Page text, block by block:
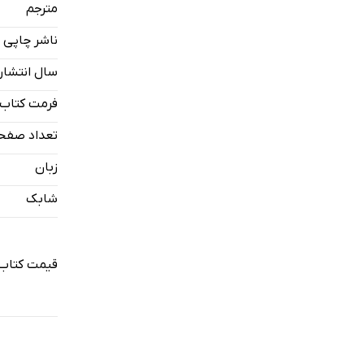
چیزی در
تمام‌شده
شن
اتاق تاریک
مادرجون
مترجم
ناشر چاپی
سال انتشار
فرمت کتاب
تعداد
زبان
شابک
قیمت